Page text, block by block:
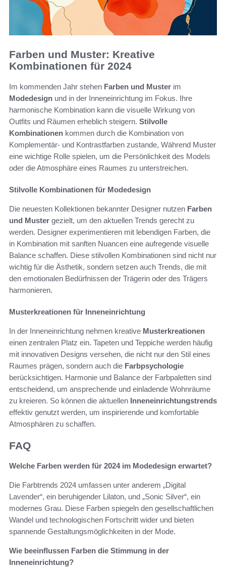
Farben und Muster: Kreative
Kombinationen für 2024
Im kommenden Jahr stehen Farben und Muster im
Modedesign und in der Inneneinrichtung im Fokus. Ihre
harmonische Kombination kann die visuelle Wirkung von
Outfits und Räumen erheblich steigern. Stilvolle
Kombinationen kommen durch die Kombination von
Komplementär- und Kontrastfarben zustande, Während Muster
eine wichtige Rolle spielen, um die Persönlichkeit des Models
oder die Atmosphäre eines Raumes zu unterstreichen.
Stilvolle Kombinationen für Modedesign
Die neuesten Kollektionen bekannter Designer nutzen Farben
und Muster gezielt, um den aktuellen Trends gerecht zu
werden. Designer experimentieren mit lebendigen Farben, die
in Kombination mit sanften Nuancen eine aufregende visuelle
Balance schaffen. Diese stilvollen Kombinationen sind nicht nur
wichtig für die Ästhetik, sondern setzen auch Trends, die mit
den emotionalen Bedürfnissen der Trägerin oder des Trägers
harmonieren.
Musterkreationen für Inneneinrichtung
In der Inneneinrichtung nehmen kreative Musterkreationen
einen zentralen Platz ein. Tapeten und Teppiche werden häufig
mit innovativen Designs versehen, die nicht nur den Stil eines
Raumes prägen, sondern auch die Farbpsychologie
berücksichtigen. Harmonie und Balance der Farbpaletten sind
entscheidend, um ansprechende und einladende Wohnräume
zu kreieren. So können die aktuellen Inneneinrichtungstrends
effektiv genutzt werden, um inspirierende und komfortable
Atmosphären zu schaffen.
FAQ
Welche Farben werden für 2024 im Modedesign erwartet?
Die Farbtrends 2024 umfassen unter anderem „Digital
Lavender“, ein beruhigender Lilaton, und „Sonic Silver“, ein
modernes Grau. Diese Farben spiegeln den gesellschaftlichen
Wandel und technologischen Fortschritt wider und bieten
spannende Gestaltungsmöglichkeiten in der Mode.
Wie beeinflussen Farben die Stimmung in der
Inneneinrichtung?